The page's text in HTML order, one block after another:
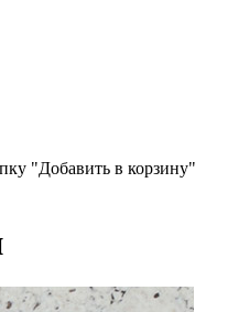
"Добавить в корзину"